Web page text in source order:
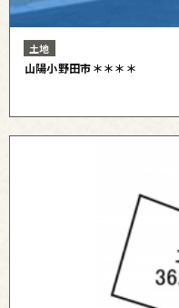
土地
山陽小野田市＊＊＊＊